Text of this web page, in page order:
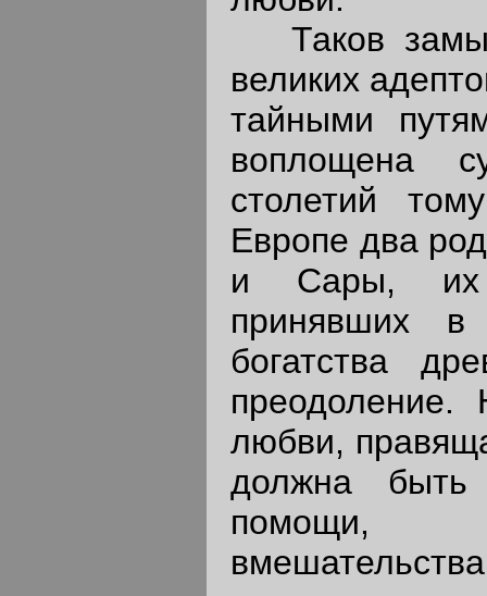
Таков
великих
тайными
воплощена
столетий
Европе два
и Сары, их
принявших
богатства
любви,
должна быть
помощи,